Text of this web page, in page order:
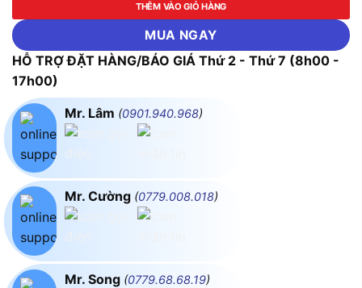
THÊM VÀO GIỎ HÀNG
MUA NGAY
HỖ TRỢ ĐẶT HÀNG/BÁO GIÁ Thứ 2 - Thứ 7 (8h00 -
17h00)
Mr. Lâm (0901.940.968)
Mr. Cường (0779.008.018)
Mr. Song (0779.68.68.19)